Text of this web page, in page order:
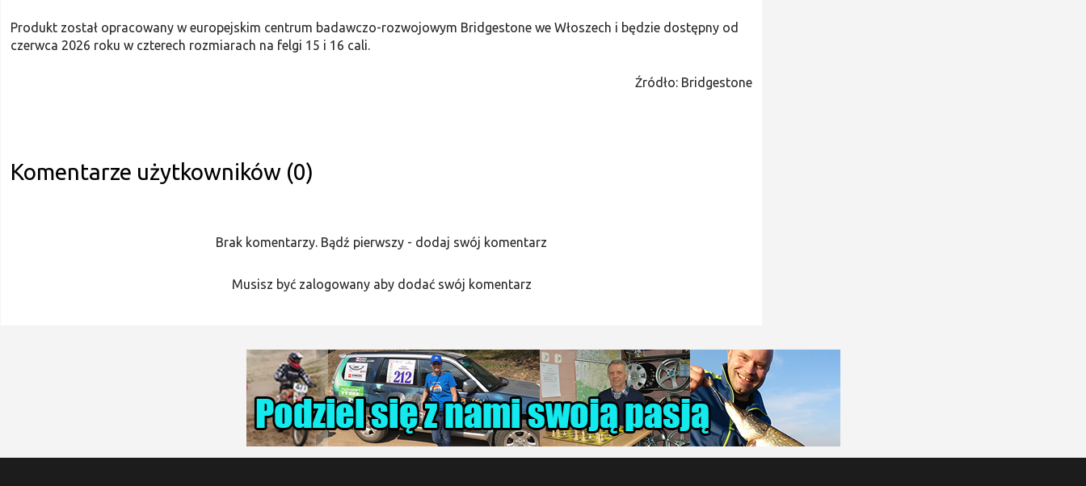
Produkt został opracowany w europejskim centrum badawczo-rozwojowym Bridgestone we Włoszech i będzie dostępny od
czerwca 2026 roku w czterech rozmiarach na felgi 15 i 16 cali.
Źródło: Bridgestone
Komentarze użytkowników (0)
Brak komentarzy. Bądź pierwszy - dodaj swój komentarz
Musisz być zalogowany aby dodać swój komentarz